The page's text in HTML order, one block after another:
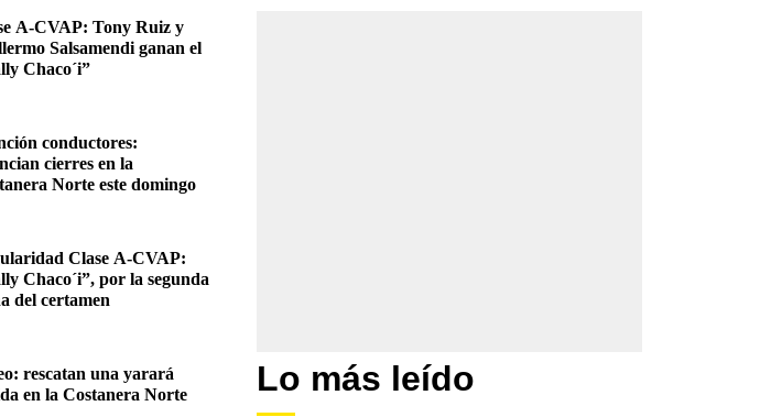
A-CVAP: Tony Ruiz y
Salsamendi ganan el
Chaco´i”
conductores:
cierres en la
Norte este domingo
Clase A-CVAP:
Chaco´i”, por la segunda
del certamen
rescatan una yarará
en la Costanera Norte
Lo más leído